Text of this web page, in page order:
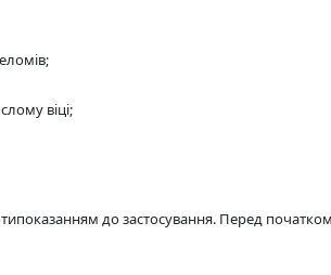
віці;
до застосування. Перед